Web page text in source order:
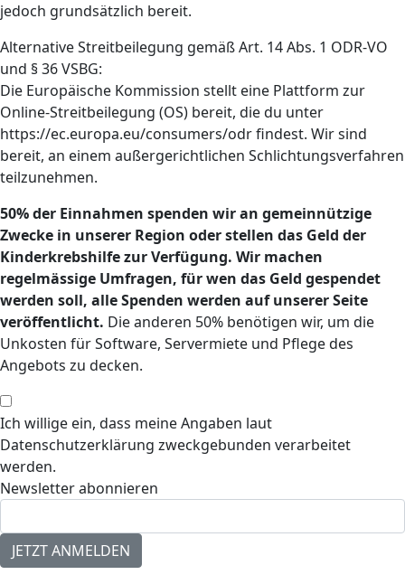
jedoch grundsätzlich bereit.
Alternative Streitbeilegung gemäß Art. 14 Abs. 1 ODR-VO
und § 36 VSBG:
Die Europäische Kommission stellt eine Plattform zur
Online-Streitbeilegung (OS) bereit, die du unter
https://ec.europa.eu/consumers/odr findest. Wir sind
bereit, an einem außergerichtlichen Schlichtungsverfahren
teilzunehmen.
50% der Einnahmen spenden wir an gemeinnützige
Zwecke in unserer Region oder stellen das Geld der
Kinderkrebshilfe zur Verfügung. Wir machen
regelmässige Umfragen, für wen das Geld gespendet
werden soll, alle Spenden werden auf unserer Seite
veröffentlicht. Die anderen 50% benötigen wir, um die
Unkosten für Software, Servermiete und Pflege des
Angebots zu decken.
Ich willige ein, dass meine Angaben laut
Datenschutzerklärung zweckgebunden verarbeitet
werden.
Newsletter abonnieren